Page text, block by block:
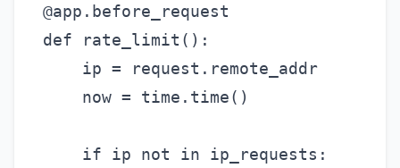
@app.before_request
def rate_limit():
    ip = request.remote_addr
    now = time.time()
    if ip not in ip_requests: